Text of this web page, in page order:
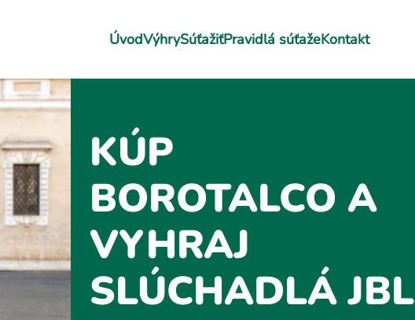
ÚvodVýhrySúťažiťPravidlá súťažeKontakt
KÚP
BOROTALCO A
VYHRAJ
SLÚCHADLÁ JBL